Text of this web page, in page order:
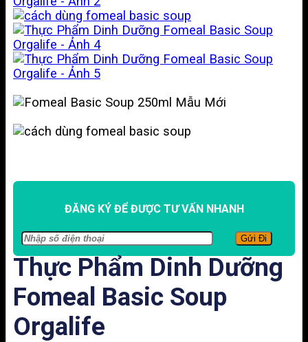
ĐĂNG KÝ ĐỂ ĐƯỢC TƯ VẤN NHANH
Thực Phẩm Dinh Dưỡng
Fomeal Basic Soup
Orgalife